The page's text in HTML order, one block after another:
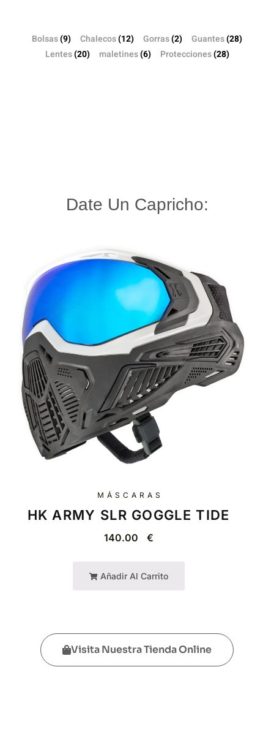
Bolsas(9) Chalecos(12) Gorras(2) Guantes(28)
Lentes(20) maletines(6) Protecciones(28)
Date Un Capricho:
MÁSCARAS
HK ARMY SLR GOGGLE TIDE
140.00 €
Añadir Al Carrito
Visita Nuestra Tienda Online